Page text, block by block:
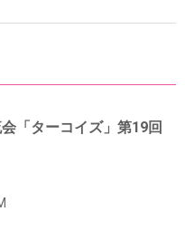
「ターコイズ」第19回